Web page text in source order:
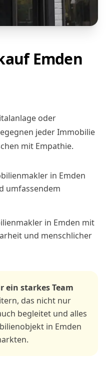
Emden
oder
jeder Immobilie
mit Empathie.
in Emden
umfassendem
in Emden mit
und menschlicher
ein starkes Team
das nicht nur
begleitet und alles
in Emden